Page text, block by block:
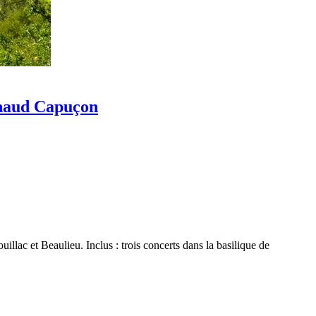
Capuçon
et Beaulieu. Inclus : trois concerts dans la basilique de